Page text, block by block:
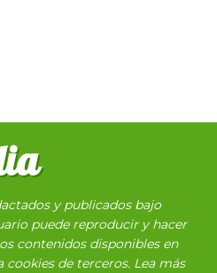
y publicados bajo
puede reproducir y hacer
contenidos disponibles en
de terceros. Lea más